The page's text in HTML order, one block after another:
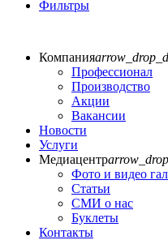
Фильтры
Компания
Профессионал
Производство
Акции
Вакансии
Новости
Услуги
Медиацентр
Фото и видео
Статьи
СМИ о нас
Буклеты
Контакты